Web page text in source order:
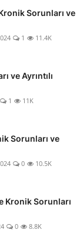
Sorunları ve
1 11.4K
ve Ayrıntılı
1 11K
Sorunları ve
0 10.5K
Kronik Sorunları
0 8.8K